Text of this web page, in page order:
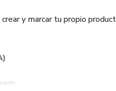
y marcar tu propio